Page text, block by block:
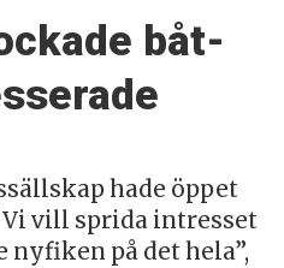
båt-
hade öppet
vill sprida intresset
på det hela”,